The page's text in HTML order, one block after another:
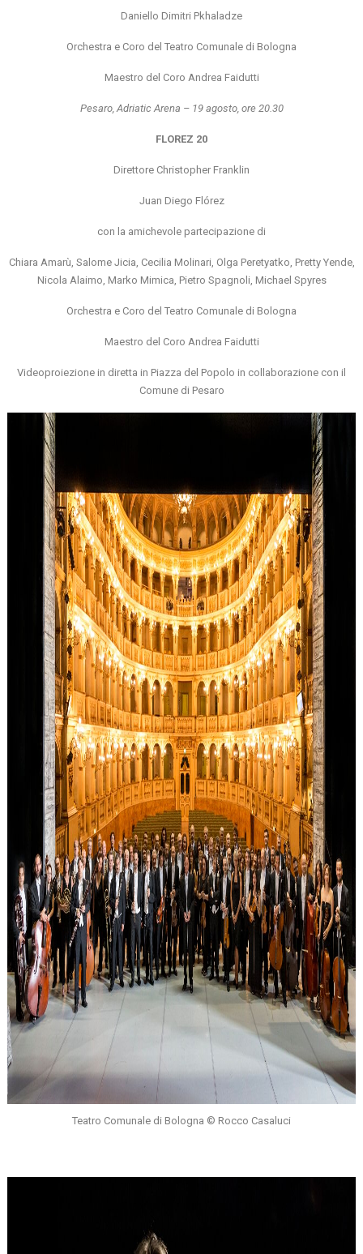
Daniello Dimitri Pkhaladze
Orchestra e Coro del Teatro Comunale di Bologna
Maestro del Coro Andrea Faidutti
Pesaro, Adriatic Arena – 19 agosto, ore 20.30
FLOREZ 20
Direttore Christopher Franklin
Juan Diego Flórez
con la amichevole partecipazione di
Chiara Amarù, Salome Jicia, Cecilia Molinari, Olga Peretyatko, Pretty Yende,
Nicola Alaimo, Marko Mimica, Pietro Spagnoli, Michael Spyres
Orchestra e Coro del Teatro Comunale di Bologna
Maestro del Coro Andrea Faidutti
Videoproiezione in diretta in Piazza del Popolo in collaborazione con il
Comune di Pesaro
Teatro Comunale di Bologna © Rocco Casaluci